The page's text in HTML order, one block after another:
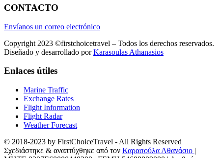
CONTACTO
Envíanos un correo electrónico
Copyright 2023 ©firstchoicetravel – Todos los derechos reservados.
Diseñado y desarrollado porKarasoulas Athanasios
Enlaces útiles
Marine Traffic
Exchange Rates
Flight Information
Flight Radar
Weather Forecast
© 2018-2023 by FirstChoiceTravel - All Rights Reserved
Σχεδιάστηκε & αναπτύχθηκε από τον Καρασούλα Αθανάσιο |